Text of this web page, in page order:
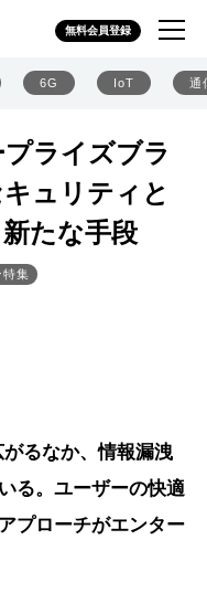
無料会員登録
6G IoT 通
ライズブラ
ュリティと
たな手段
特集
るなか、情報漏洩
る。ユーザーの快適
プローチがエンター